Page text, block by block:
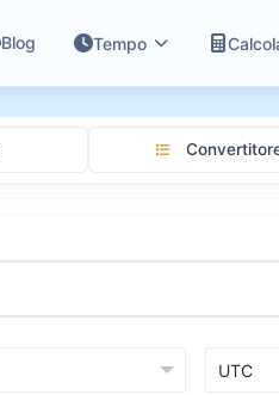
Blog Tempo